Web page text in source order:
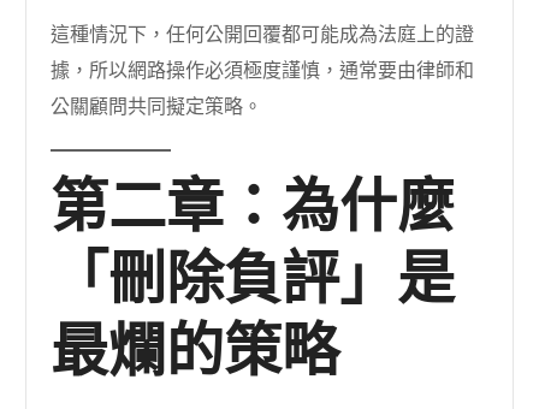
這種情況下，任何公開回覆都可能成為法庭上的證
據，所以網路操作必須極度謹慎，通常要由律師和
公關顧問共同擬定策略。
第二章：為什麼
「刪除負評」是
最爛的策略